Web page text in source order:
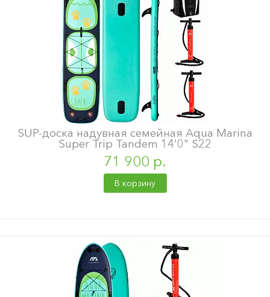
SUP-доска надувная семейная Aqua Marina
Super Trip Tandem 14'0" S22
71 900 р.
В корзину